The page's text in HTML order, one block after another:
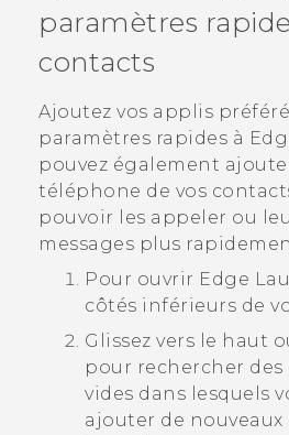
VIVERSE
ASSISTANCE
Appareils HTC & Accessoires
Connexion
paramètres
contacts
Ajoutez vos applis
paramètres rapides à
pouvez également
téléphone de vos
pouvoir les appeler ou
messages plus
Pour ouvrir Edge
côtés inférieurs de
Glissez vers le haut
pour rechercher
vides dans lesquels
ajouter de nouveaux